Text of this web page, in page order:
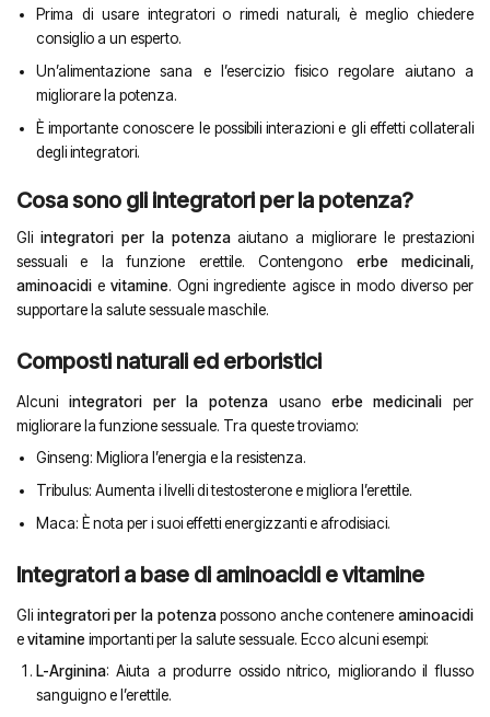
Prima di usare integratori o rimedi naturali, è meglio chiedere
consiglio a un esperto.
Un’alimentazione sana e l’esercizio fisico regolare aiutano a
migliorare la potenza.
È importante conoscere le possibili interazioni e gli effetti collaterali
degli integratori.
Cosa sono gli integratori per la potenza?
Gli integratori per la potenzaaiutano a migliorare le prestazioni
sessuali e la funzione erettile. Contengono erbe medicinali,
aminoacidi evitamine. Ogni ingrediente agisce in modo diverso per
supportare la salute sessuale maschile.
Composti naturali ed erboristici
Alcuni integratori per la potenza usano erbe medicinali per
migliorare la funzione sessuale. Tra queste troviamo:
Ginseng: Migliora l’energia e la resistenza.
Tribulus: Aumenta i livelli di testosterone e migliora l’erettile.
Maca: È nota per i suoi effetti energizzanti e afrodisiaci.
Integratori a base di aminoacidi e vitamine
Gli integratori per la potenzapossono anche contenere aminoacidi
evitamineimportanti per la salute sessuale. Ecco alcuni esempi:
L-Arginina: Aiuta a produrre ossido nitrico, migliorando il flusso
sanguigno e l’erettile.